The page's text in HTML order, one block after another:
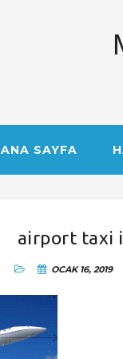
ANA SAYFA
airport taxi
OCAK 16, 2019